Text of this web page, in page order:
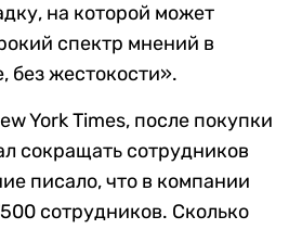
на которой может
спектр мнений в
без жестокости».
York Times, после покупки
сокращать сотрудников
писало, что в компании
сотрудников. Сколько